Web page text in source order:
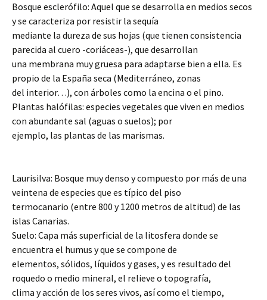
Bosque esclerófilo: Aquel que se desarrolla en medios secos
y se caracteriza por resistir la sequía
mediante la dureza de sus hojas (que tienen consistencia
parecida al cuero -coriáceas-), que desarrollan
una membrana muy gruesa para adaptarse bien a ella. Es
propio de la España seca (Mediterráneo, zonas
del interior…), con árboles como la encina o el pino.
Plantas halófilas: especies vegetales que viven en medios
con abundante sal (aguas o suelos); por
ejemplo, las plantas de las marismas.
Laurisilva: Bosque muy denso y compuesto por más de una
veintena de especies que es típico del piso
termocanario (entre 800 y 1200 metros de altitud) de las
islas Canarias.
Suelo: Capa más superficial de la litosfera donde se
encuentra el humus y que se compone de
elementos, sólidos, líquidos y gases, y es resultado del
roquedo o medio mineral, el relieve o topografía,
clima y acción de los seres vivos, así como el tiempo,